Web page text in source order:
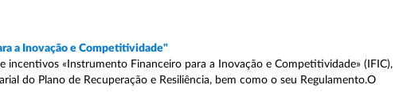
a Inovação e Competitividade"
«Instrumento Financeiro para a Inovação e Competitividade» (IFIC),
do Plano de Recuperação e Resiliência, bem como o seu Regulamento.O